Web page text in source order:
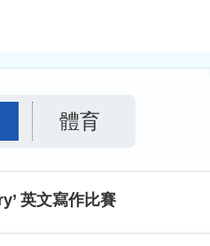
體育
英文寫作比賽